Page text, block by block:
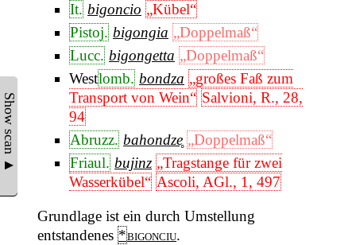
Show scan ▲
It. bigoncio „Kübel“
Pistoj. bigongia „Doppelmaß“
Lucc. bigongetta „Doppelmaß“
Westlomb. bondza „großes Faß zum
Transport von Wein“ Salvioni, R., 28,
94
Abruzz. bahondze̥ „Doppelmaß“
Friaul. bujinz „Tragstange für zwei
Wasserkübel“ Ascoli, AGl., 1, 497
Grundlage ist ein durch Umstellung
entstandenes *bigonciu.